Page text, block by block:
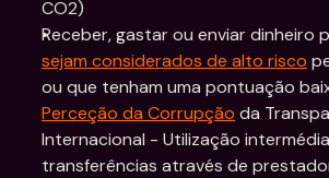
CO2)
Receber, gastar ou enviar dinheiro
sejam considerados de alto risco
ou que tenham uma pontuação
Perceção da Corrupção da
Internacional - Utilização
transferências através de